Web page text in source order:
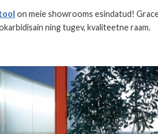
on meie showrooms esindatud!
ning tugev, kvaliteetne raam.